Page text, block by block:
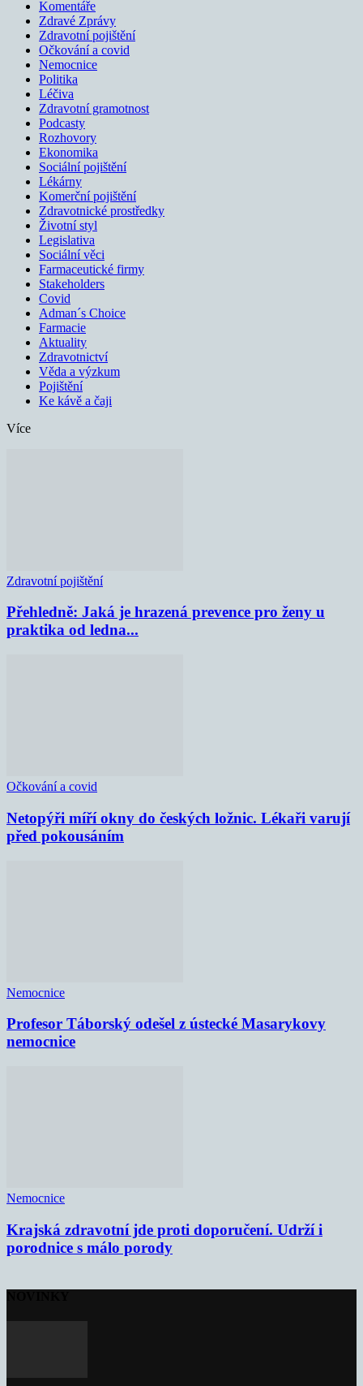
Komentáře
Zdravé Zprávy
Zdravotní pojištění
Očkování a covid
Nemocnice
Politika
Léčiva
Zdravotní gramotnost
Podcasty
Rozhovory
Ekonomika
Sociální pojištění
Lékárny
Komerční pojištění
Zdravotnické prostředky
Životní styl
Legislativa
Sociální věci
Farmaceutické firmy
Stakeholders
Covid
Adman´s Choice
Farmacie
Aktuality
Zdravotnictví
Věda a výzkum
Pojištění
Ke kávě a čaji
Více
Zdravotní pojištění
Přehledně: Jaká je hrazená prevence pro ženy u
praktika od ledna...
Očkování a covid
Netopýři míří okny do českých ložnic. Lékaři varují
před pokousáním
Nemocnice
Profesor Táborský odešel z ústecké Masarykovy
nemocnice
Nemocnice
Krajská zdravotní jde proti doporučení. Udrží i
porodnice s málo porody